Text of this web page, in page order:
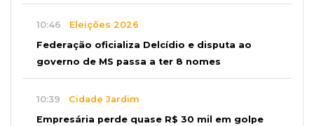
10:46 Eleições 2026
Federação oficializa Delcídio e disputa ao
governo de MS passa a ter 8 nomes
10:39 Cidade Jardim
Empresária perde quase R$ 30 mil em golpe